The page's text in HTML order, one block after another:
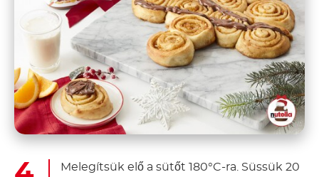
Melegítsük elő a sütőt 180°C-ra. Süssük 20